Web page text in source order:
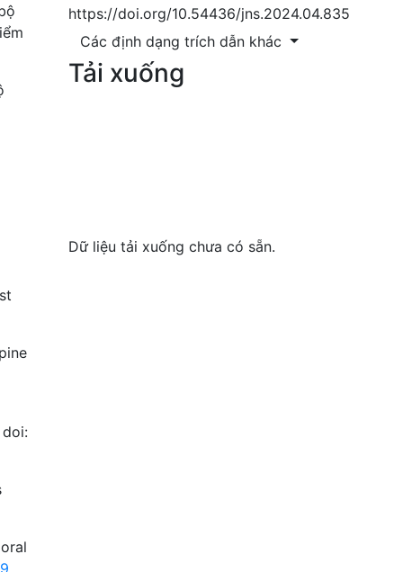
https://doi.org/10.54436/jns.2024.04.835
Các định dạng trích dẫn khác
Tải xuống
Dữ liệu tải xuống chưa có sẵn.